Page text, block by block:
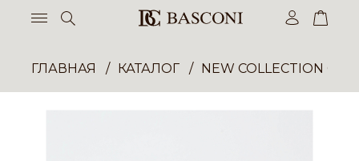
ГЛАВНАЯ КАТАЛОГ NEW COLLECTION